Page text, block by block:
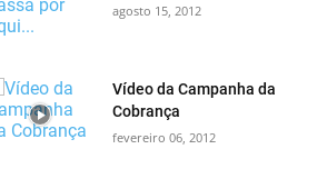
agosto 15, 2012
Vídeo da Campanha da
Cobrança
fevereiro 06, 2012